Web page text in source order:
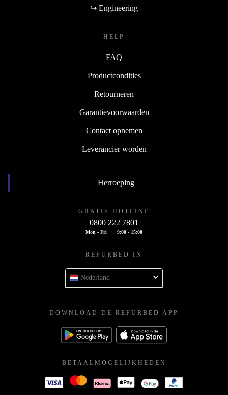
↪ Engineering
HELP
FAQ
Productcondities
Retourneren
Garantievoorwaarden
Contact opnemen
Leverancier worden
Herroeping
GRATIS HOTLINE
0800 222 7801
Mon - Fri 9:00 - 15:00
REFURBED IN
Nederland
DOWNLOAD DE REFURBED APP
BETAALMOGELIJKHEDEN